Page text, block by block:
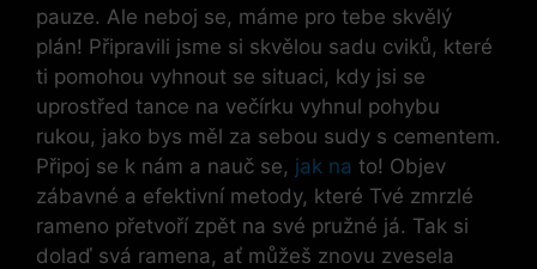
pauze. Ale neboj se, máme pro tebe skvělý
plán! Připravili jsme si skvělou sadu cviků, které
ti pomohou vyhnout se situaci, kdy jsi se
uprostřed tance na večírku vyhnul pohybu
rukou, jako bys měl za sebou sudy s cementem.
Připoj se k nám a nauč se, jak na to! Objev
zábavné a efektivní metody, které Tvé zmrzlé
rameno přetvoří zpět na své pružné já. Tak si
dolaď svá ramena, ať můžeš znovu zvesela